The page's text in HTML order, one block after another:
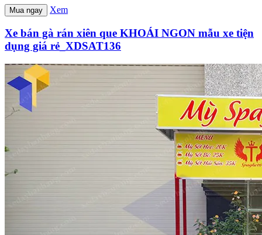
Mua ngay Xem
Xe bán gà rán xiên que KHOÁI NGON mẫu xe tiện
dụng giá rẻ_XDSAT136